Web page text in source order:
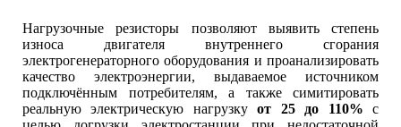
Нагрузочные резисторы позволяют выявить степень
износа двигателя внутреннего сгорания
электрогенераторного оборудования и проанализировать
качество электроэнергии, выдаваемое источником
подключённым потребителям, а также симитировать
реальную электрическую нагрузкуот 25 до 110% с